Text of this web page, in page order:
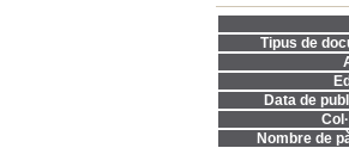
Tipus de
Data de
Nombre de